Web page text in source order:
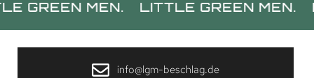
MEN. LITTLE GREEN MEN. LITTLE
info@lgm-beschlag.de